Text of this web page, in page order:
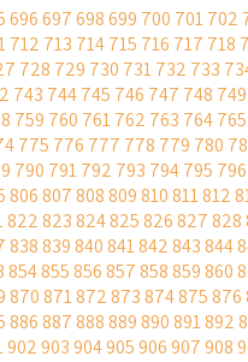
696697698699 700 701702
712 713 714715 716 717 718
728 729 730 731732 733
743 744745 746 747 748 749
759 760 761762 763 764765
775 776 777 778 779 780
790 791792 793 794795 796
806807808809810811812
822823824825826827828
838839840841842843844
854855856857858859860
870871872873874875876
886887888889890891892
902903904905906907908